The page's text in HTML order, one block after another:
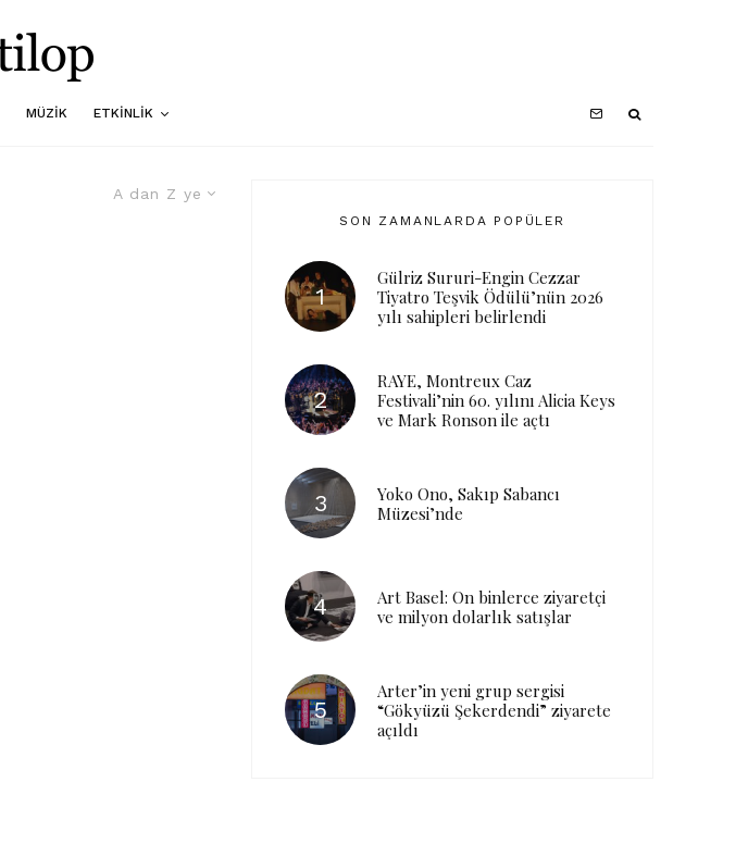
MÜZIK ETKINLIK
A dan Z ye
SON ZAMANLARDA POPÜLER
Gülriz Sururi-Engin Cezzar
Tiyatro Teşvik Ödülü’nün 2026
yılı sahipleri belirlendi
RAYE, Montreux Caz
Festivali’nin 60. yılını Alicia Keys
ve Mark Ronson ile açtı
Yoko Ono, Sakıp Sabancı
Müzesi’nde
Art Basel: On binlerce ziyaretçi
ve milyon dolarlık satışlar
Arter’in yeni grup sergisi
“Gökyüzü Şekerdendi” ziyarete
açıldı